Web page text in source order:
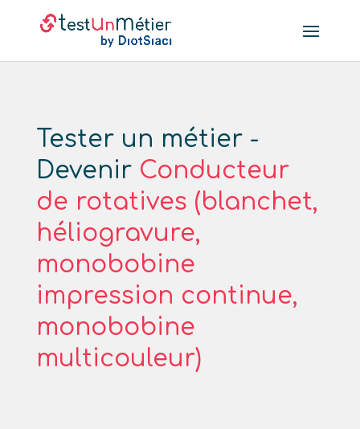
Tester un métier -
Devenir Conducteur
de rotatives (blanchet,
héliogravure,
monobobine
impression continue,
monobobine
multicouleur)